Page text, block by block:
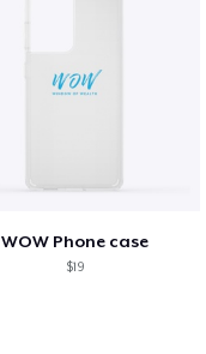
WOW Phone case
$19